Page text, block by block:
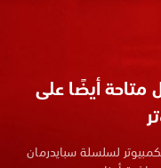
أيضًا على
لسلسلة سبايدرمان